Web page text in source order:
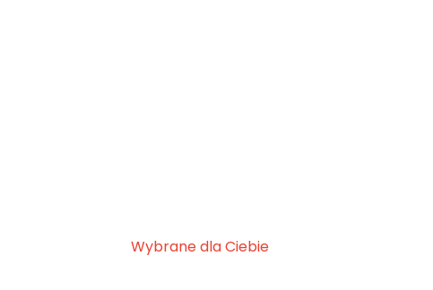
Wybrane dla Ciebie